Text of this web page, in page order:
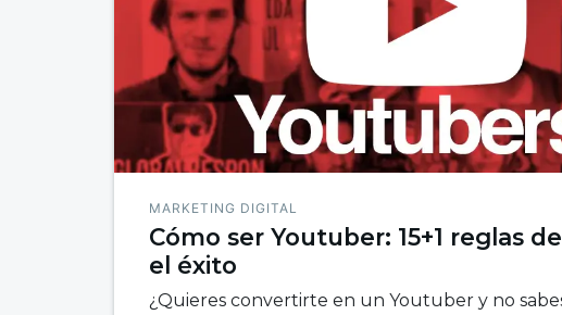
MARKETING DIGITAL
Cómo ser Youtuber: 15+1 reglas
el éxito
¿Quieres convertirte en un Youtuber y no